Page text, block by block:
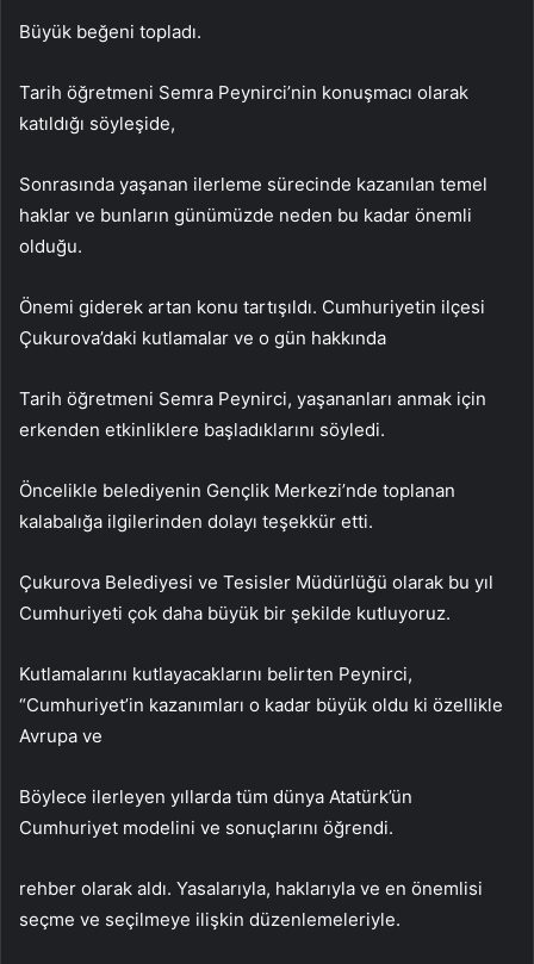
Büyük beğeni topladı.
Tarih öğretmeni Semra Peynirci’nin konuşmacı olarak
katıldığı söyleşide,
Sonrasında yaşanan ilerleme sürecinde kazanılan temel
haklar ve bunların günümüzde neden bu kadar önemli
olduğu.
Önemi giderek artan konu tartışıldı. Cumhuriyetin ilçesi
Çukurova’daki kutlamalar ve o gün hakkında
Tarih öğretmeni Semra Peynirci, yaşananları anmak için
erkenden etkinliklere başladıklarını söyledi.
Öncelikle belediyenin Gençlik Merkezi’nde toplanan
kalabalığa ilgilerinden dolayı teşekkür etti.
Çukurova Belediyesi ve Tesisler Müdürlüğü olarak bu yıl
Cumhuriyeti çok daha büyük bir şekilde kutluyoruz.
Kutlamalarını kutlayacaklarını belirten Peynirci,
“Cumhuriyet’in kazanımları o kadar büyük oldu ki özellikle
Avrupa ve
Böylece ilerleyen yıllarda tüm dünya Atatürk’ün
Cumhuriyet modelini ve sonuçlarını öğrendi.
rehber olarak aldı. Yasalarıyla, haklarıyla ve en önemlisi
seçme ve seçilmeye ilişkin düzenlemeleriyle.